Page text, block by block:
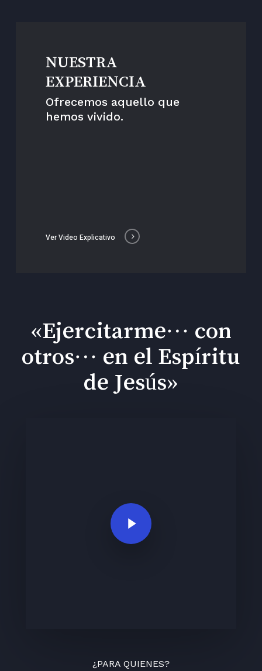
NUESTRA
EXPERIENCIA
Ofrecemos aquello que
hemos vivido.
Ver Video Explicativo
«Ejercitarme… con
otros… en el Espíritu
de Jesús»
Play Video
¿PARA QUIENES?